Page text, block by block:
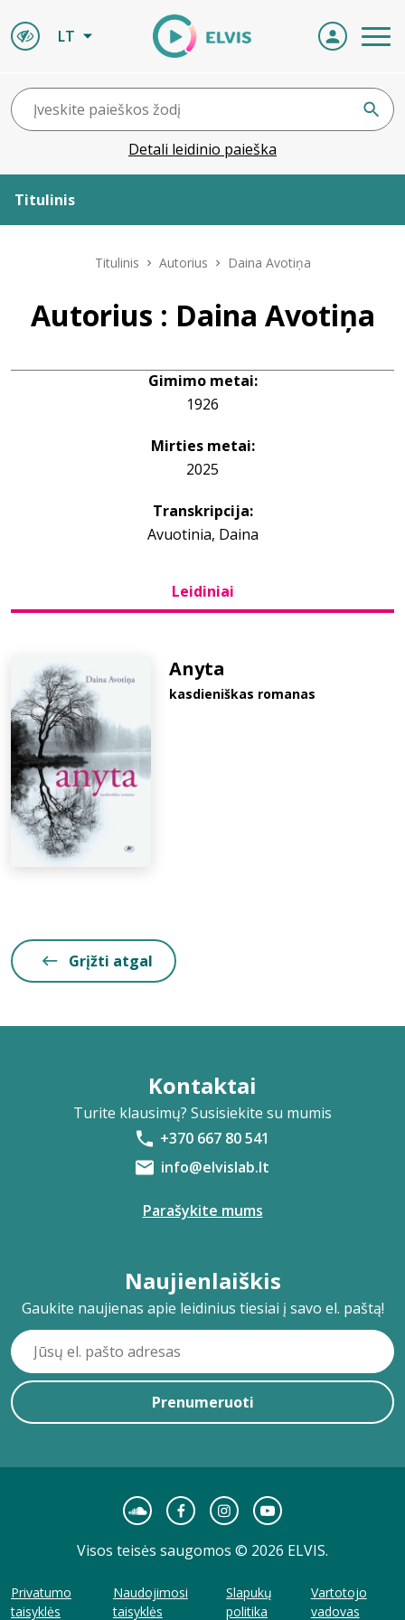
LT
Detali leidinio paieška
Titulinis
Leidiniai
info@elvislab.lt
Titulinis Autorius Daina Avotiņa
Autorius : Daina Avotiņa
Gimimo metai:
1926
Mirties metai:
2025
Transkripcija:
Avuotinia, Daina
Leidiniai
Anyta
kasdieniškas romanas
Grįžti atgal
Kontaktai
Turite klausimų? Susisiekite su mumis
+370 667 80 541
info@elvislab.lt
Parašykite mums
Naujienlaiškis
Gaukite naujienas apie leidinius tiesiai į savo el. paštą!
Prenumeruoti
Visos teisės saugomos © 2026 ELVIS.
Privatumo
taisyklės
Naudojimosi
taisyklės
Slapukų
politika
Vartotojo
vadovas